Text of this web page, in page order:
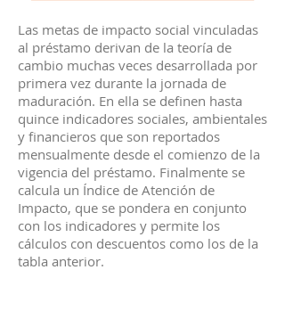
Las metas de impacto social vinculadas
al préstamo derivan de la teoría de
cambio muchas veces desarrollada por
primera vez durante la jornada de
maduración. En ella se definen hasta
quince indicadores sociales, ambientales
y financieros que son reportados
mensualmente desde el comienzo de la
vigencia del préstamo. Finalmente se
calcula un Índice de Atención de
Impacto, que se pondera en conjunto
con los indicadores y permite los
cálculos con descuentos como los de la
tabla anterior.